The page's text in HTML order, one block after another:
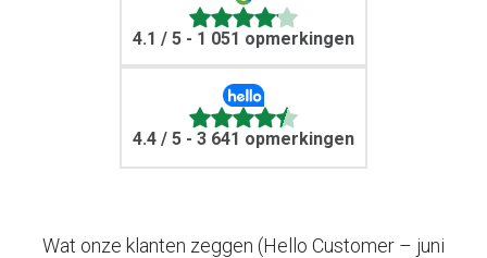
4.1 / 5 - 1 051 opmerkingen
4.4 / 5 - 3 641 opmerkingen
Wat onze klanten zeggen (Hello Customer – juni